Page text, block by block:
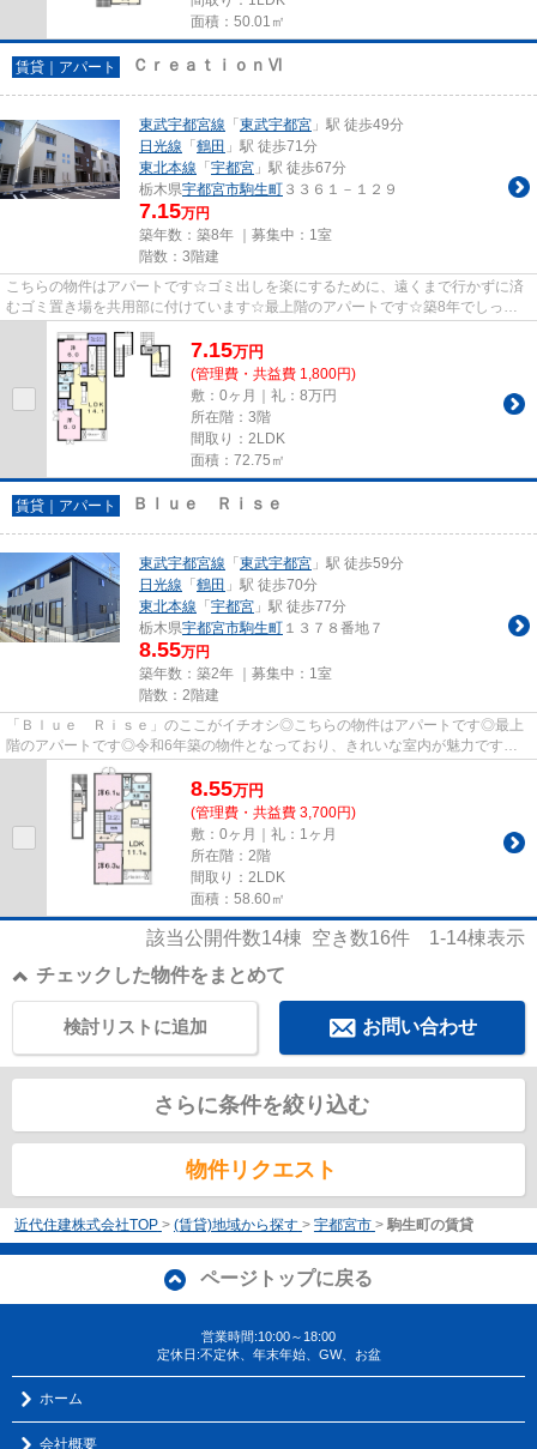
面積：50.01㎡
賃貸｜アパート ＣｒｅａｔｉｏｎⅥ
東武宇都宮線 「 東武宇都宮 」駅 徒歩49分
日光線 「 鶴田 」駅 徒歩71分
東北本線 「 宇都宮 」駅 徒歩67分
栃木県宇都宮市駒生町 ３３６１－１２９
7.15万円
築年数：築8年 ｜募集中： 1室
階数：3階建
こちらの物件はアパートです☆ゴミ出しを楽にするために、遠くまで行かずに済
むゴミ置き場を共用部に付けています☆最上階のアパートです☆築8年でしっか
りとした作りが特徴の物件です☆駅...
7.15万円
(管理費・共益費 1,800円)
敷：0ヶ月｜礼：8万円
所在階：3階
間取り：2LDK
面積：72.75㎡
賃貸｜アパート Ｂｌｕｅ Ｒｉｓｅ
東武宇都宮線 「 東武宇都宮 」駅 徒歩59分
日光線 「 鶴田 」駅 徒歩70分
東北本線 「 宇都宮 」駅 徒歩77分
栃木県宇都宮市駒生町 １３７８番地７
8.55万円
築年数：築2年 ｜募集中： 1室
階数：2階建
「Ｂｌｕｅ Ｒｉｓｅ」のここがイチオシ◎こちらの物件はアパートです◎最上
階のアパートです◎令和6年築の物件となっており、きれいな室内が魅力です◎
当社スタッフが地域の賃貸情報をご...
8.55万円
(管理費・共益費 3,700円)
敷：0ヶ月｜礼：1ヶ月
所在階：2階
間取り：2LDK
面積：58.60㎡
該当公開件数14棟 空き数16件 1-14棟表示
チェックした物件をまとめて
お問い合わせ
検討リストに追加
さらに条件を絞り込む
物件リクエスト
近代住建株式会社TOP > (賃貸)地域から探す > 宇都宮市 > 駒生町の賃貸
ページトップに戻る
営業時間:10:00～18:00
定休日:不定休、年末年始、GW、お盆
ホーム
会社概要